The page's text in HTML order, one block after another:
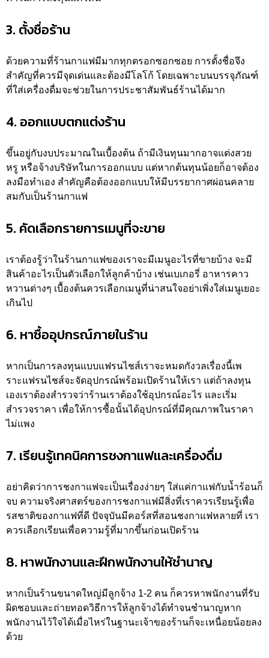
3. ตั้งชื่อร้าน
ด้วยความที่ร้านกาแฟมีมากทุกตรอกซอกซอย การตั้งชื่อจึง
สำคัญที่ควรมีจุดเด่นและต้องมีโลโก้ โดยเฉพาะบนบรรจุภัณฑ์
ที่ใส่เครื่องดื่มจะช่วยในการประชาสัมพันธ์ร้านได้มาก
4. ออกแบบตกแต่งร้าน
ขึ้นอยู่กับงบประมาณในเบื้องต้น ถ้ามีเงินทุนมากอาจแต่งสวย
หรู หรือจ้างบริษัทในการออกแบบ แต่หากต้นทุนน้อยก็อาจต้อง
ลงมือทำเอง สำคัญคือต้องออกแบบให้มีบรรยากาศผ่อนคลาย
สมกับเป็นร้านกาแฟ
5. คัดเลือกรายการเมนูที่จะขาย
เราต้องรู้ว่าในร้านกาแฟของเราจะมีเมนูอะไรที่ขายบ้าง จะมี
สินค้าอะไรเป็นตัวเลือกให้ลูกค้าบ้าง เช่นเบเกอรี่ อาหารคาว
หวานต่างๆ เบื้องต้นควรเลือกเมนูที่น่าสนใจอย่าเพิ่งใส่เมนูเยอะ
เกินไป
6. หาซื้ออุปกรณ์ภายในร้าน
หากเป็นการลงทุนแบบแฟรนไชส์เราจะหมดกังวลเรื่องนี้เพ
ราะแฟรนไชส์จะจัดอุปกรณ์พร้อมเปิดร้านให้เรา แต่ถ้าลงทุน
เองเราต้องสำรวจว่าร้านเราต้องใช้อุปกรณ์อะไร และเริ่ม
สำรวจราคา เพื่อให้การซื้อนั้นได้อุปกรณ์ที่มีคุณภาพในราคา
ไม่แพง
7. เรียนรู้เทคนิคการชงกาแฟและเครื่องดื่ม
อย่าคิดว่าการชงกาแฟจะเป็นเรื่องง่ายๆ ใส่แค่กาแฟกับน้ำร้อนก็
จบ ความจริงศาสตร์ของการชงกาแฟมีสิ่งที่เราควรเรียนรู้เพื่อ
รสชาติของกาแฟที่ดี ปัจจุบันมีคอร์สที่สอนชงกาแฟหลายที่ เรา
ควรเลือกเรียนเพื่อความรู้ที่มากขึ้นก่อนเปิดร้าน
8. หาพนักงานและฝึกพนักงานให้ชำนาญ
หากเป็นร้านขนาดใหญ่มีลูกจ้าง 1-2 คน ก็ควรหาพนักงานที่รับ
ผิดชอบและถ่ายทอดวิธีการให้ลูกจ้างได้ทำจนชำนาญหาก
พนักงานไว้ใจได้เมื่อไหร่ในฐานะเจ้าของร้านก็จะเหนื่อยน้อยลง
ด้วย